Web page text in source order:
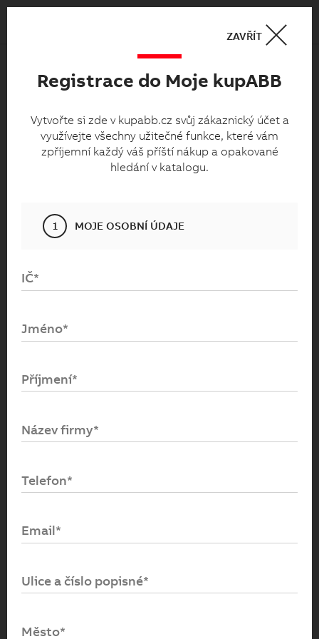
0
Moje kupabb.cz
Vytvořte si zde v kupabb.cz svůj zákaznický
účet a využívejte všechny užitečné funkce,
které vám zpříjemní každý váš příští nákup
Přihlaste se
Registrace do Moje kupABB
Vytvořte si zde v kupabb.cz svůj zákaznický účet a
využívejte všechny užitečné funkce, které vám
zpříjemní každý váš příští nákup a opakované
hledání v katalogu.
1 MOJE OSOBNÍ ÚDAJE
IČ*
Jméno*
Příjmení*
Název firmy*
Telefon*
Email*
Ulice a číslo popisné*
Město*
ZAVŘÍT